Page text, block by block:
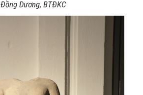
Đồng Dương, BTĐKC